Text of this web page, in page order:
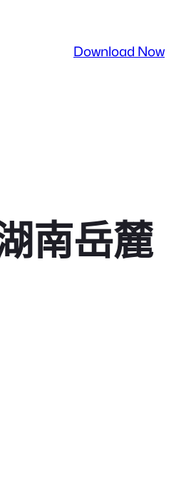
Download Now
南岳麓